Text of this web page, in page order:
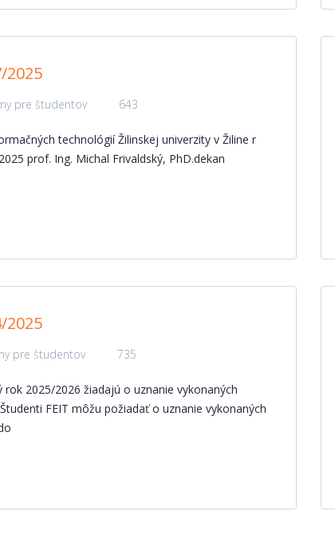
2025
pre študentov 643
technológií Žilinskej univerzity v Žiline r
prof. Ing. Michal Frivaldský, PhD.dekan
2025
pre študentov 735
2025/2026 žiadajú o uznanie vykonaných
FEIT môžu požiadať o uznanie vykonaných